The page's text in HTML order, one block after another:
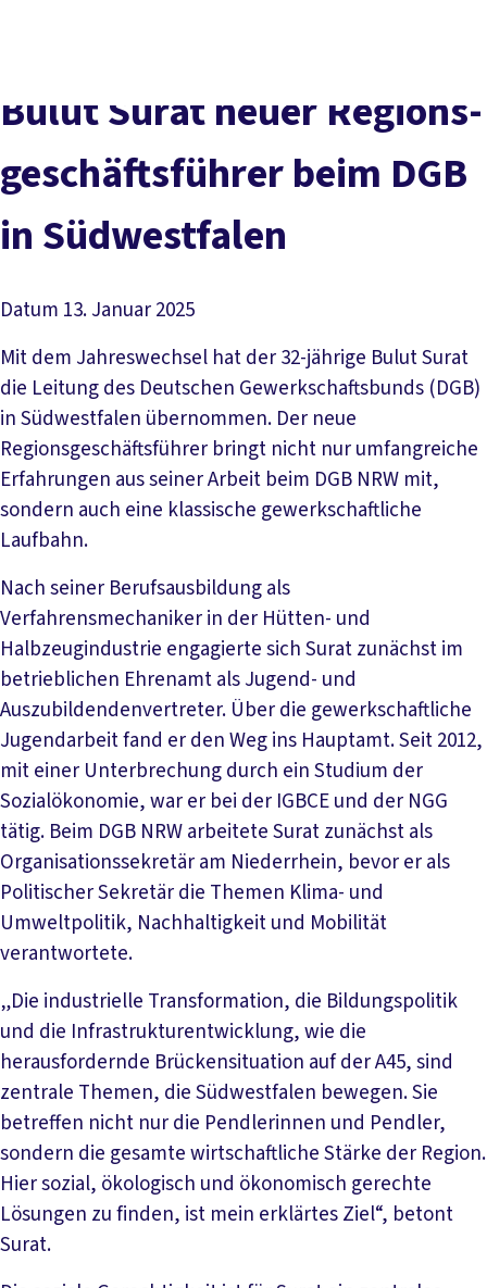
Politik in NRW
Service
Mitmachen
Bu­lut Su­rat neu­er Re­gi­ons­
ge­schäfts­füh­rer beim DGB
in Süd­west­fa­len
Datum 13. Januar 2025
Mit dem Jahreswechsel hat der 32-jährige Bulut Surat
die Leitung des Deutschen Gewerkschaftsbunds (DGB)
in Südwestfalen übernommen. Der neue
Regionsgeschäftsführer bringt nicht nur umfangreiche
Erfahrungen aus seiner Arbeit beim DGB NRW mit,
sondern auch eine klassische gewerkschaftliche
Laufbahn.
Nach seiner Berufsausbildung als
Verfahrensmechaniker in der Hütten- und
Halbzeugindustrie engagierte sich Surat zunächst im
betrieblichen Ehrenamt als Jugend- und
Auszubildendenvertreter. Über die gewerkschaftliche
Jugendarbeit fand er den Weg ins Hauptamt. Seit 2012,
mit einer Unterbrechung durch ein Studium der
Sozialökonomie, war er bei der IGBCE und der NGG
tätig. Beim DGB NRW arbeitete Surat zunächst als
Organisationssekretär am Niederrhein, bevor er als
Politischer Sekretär die Themen Klima- und
Umweltpolitik, Nachhaltigkeit und Mobilität
verantwortete.
„Die industrielle Transformation, die Bildungspolitik
und die Infrastrukturentwicklung, wie die
herausfordernde Brückensituation auf der A45, sind
zentrale Themen, die Südwestfalen bewegen. Sie
betreffen nicht nur die Pendlerinnen und Pendler,
sondern die gesamte wirtschaftliche Stärke der Region.
Hier sozial, ökologisch und ökonomisch gerechte
Lösungen zu finden, ist mein erklärtes Ziel“, betont
Surat.